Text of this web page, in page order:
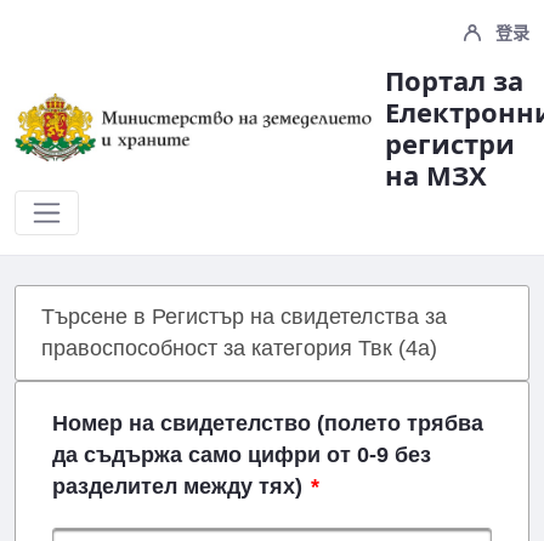
登录
Портал за
регистри
на МЗX
Registers
Търсене в Регистър на свидетелства за
правоспособност за категория Твк (4a)
Номер на свидетелство (полето трябва
да съдържа само цифри от 0-9 без
разделител между тях) *